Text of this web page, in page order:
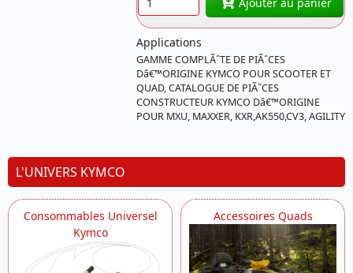
Applications
GAMME COMPLÃˆTE DE PIÃˆCES
Dâ€™ORIGINE KYMCO POUR SCOOTER ET
QUAD, CATALOGUE DE PIÃˆCES
CONSTRUCTEUR KYMCO Dâ€™ORIGINE
POUR MXU, MAXXER, KXR,AK550,CV3, AGILITY
L'UNIVERS KYMCO
Consommables Universel
Kymco
Accessoires Quads